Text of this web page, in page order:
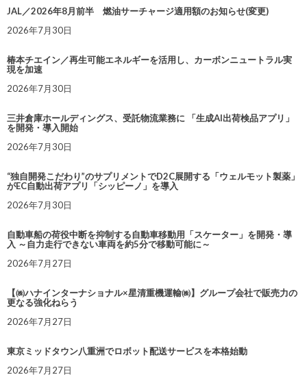
JAL／2026年8月前半 燃油サーチャージ適用額のお知らせ(変更)
2026年7月30日
椿本チエイン／再生可能エネルギーを活用し、カーボンニュートラル実
現を加速
2026年7月30日
三井倉庫ホールディングス、受託物流業務に 「生成AI出荷検品アプリ」
を開発・導入開始
2026年7月30日
“独自開発こだわり”のサプリメントでD2C展開する「ウェルモット製薬」
がEC自動出荷アプリ「シッピーノ」を導入
2026年7月30日
自動車船の荷役中断を抑制する自動車移動用「スケーター」を開発・導
入 ～自力走行できない車両を約5分で移動可能に～
2026年7月27日
【㈱ハナインターナショナル×星清重機運輸㈱】グループ会社で販売力の
更なる強化ねらう
2026年7月27日
東京ミッドタウン八重洲でロボット配送サービスを本格始動
2026年7月27日